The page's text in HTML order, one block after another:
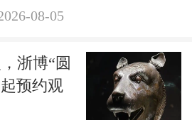
08-05
浙博“圆
预约观